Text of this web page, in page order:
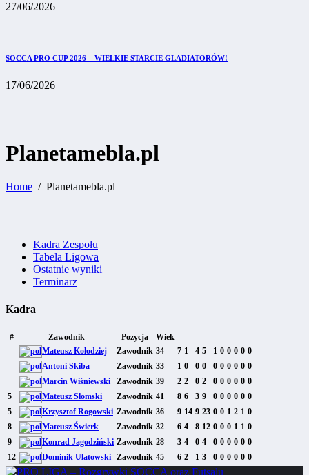
27/06/2026
SOCCA PRO CUP 2026 – WIELKIE STARCIE GLADIATORÓW!
17/06/2026
Planetamebla.pl
Home Planetamebla.pl
Kadra Zespołu
Tabela Ligowa
Ostatnie wyniki
Terminarz
Kadra
# Zawodnik Pozycja
Wiek
Mateusz Kołodziej
Zawodnik 34 7 1 4 5 1 0 0 0 0 0
Antoni Skiba
Zawodnik 33 1 0 0 0 0 0 0 0 0 0
Marcin Wiśniewski
Zawodnik 39 2 2 0 2 0 0 0 0 0 0
5
Mateusz Słomski Zawodnik 41 8 6 3 9 0 0 0 0 0 0
5
Krzysztof Rogowski Zawodnik 36 9 14 9 23 0 0 1 2 1 0
8
Mateusz Świerk Zawodnik 32 6 4 8 12 0 0 0 1 1 0
9
Konrad Jagodziński Zawodnik 28 3 4 0 4 0 0 0 0 0 0
12
Dominik Ulatowski Zawodnik 45 6 2 1 3 0 0 0 0 0 0